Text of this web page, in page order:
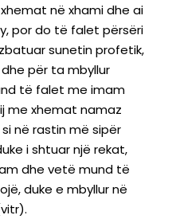
në xhami dhe ai
por do të falet përsëri
sunetin profetik,
për ta mbyllur
të falet me imam
me xhemat namaz
në rastin më sipër
i shtuar një rekat,
dhe vetë mund të
duke e mbyllur në